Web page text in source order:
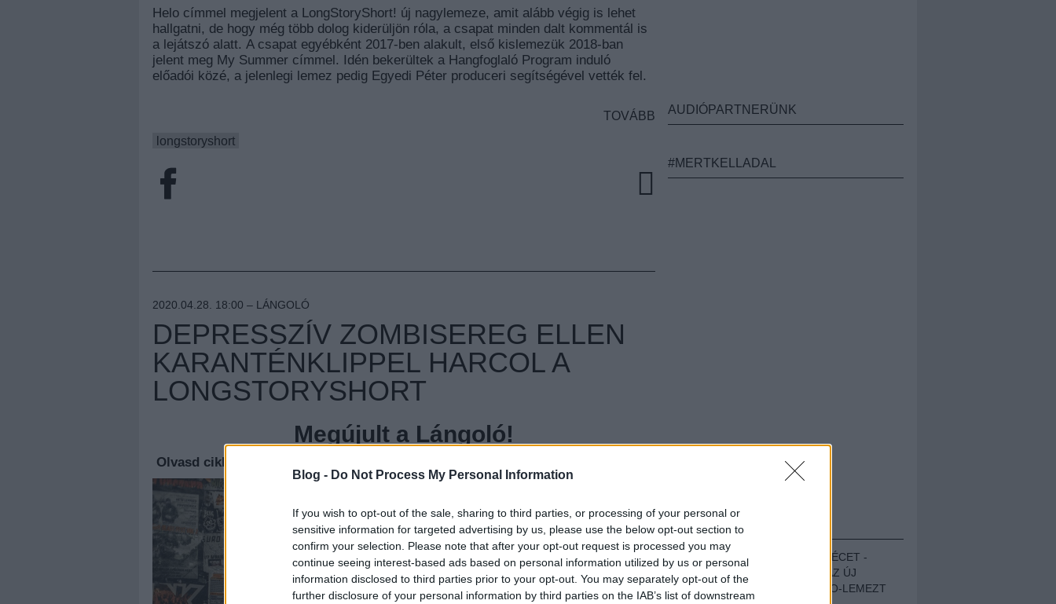
Blog - Do Not Process My Personal Information
If you wish to opt-out of the sale, sharing to third parties, or processing of your personal or
sensitive information for targeted advertising by us, please use the below opt-out section to
confirm your selection. Please note that after your opt-out request is processed you may
continue seeing interest-based ads based on personal information utilized by us or personal
information disclosed to third parties prior to your opt-out. You may separately opt-out of the
further disclosure of your personal information by third parties on the IAB’s list of downstream
Helo címmel megjelent a LongStoryShort! új nagylemeze, amit alább végig is lehet
hallgatni, de hogy még több dolog kiderüljön róla, a csapat minden dalt kommentál is
a lejátszó alatt. A csapat egyébként 2017-ben alakult, első kislemezük 2018-ban
jelent meg My Summer címmel. Idén bekerültek a Hangfoglaló Program induló
előadói közé, a jelenlegi lemez pedig Egyedi Péter produceri segítségével vették fel.
TOVÁBB
longstoryshort
2020.04.28. 18:00 – LÁNGOLÓ
DEPRESSZÍV ZOMBISEREG ELLEN
KARANTÉNKLIPPEL HARCOL A
LONGSTORYSHORT
Megújult a Lángoló!
Olvasd cikkeinket az
AUDIÓPARTNERÜNK
#MERTKELLADAL
EZT HALLGASD!
MEGUGROTTÁK A LÉCET -
MEGHALLGATTUK AZ ÚJ
PROTEST THE HERO-LEMEZT